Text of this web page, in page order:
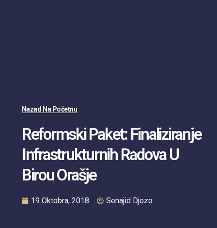
Nazad Na Početnu
Reformski Paket: Finaliziranje
Infrastrukturnih Radova U
Birou Orašje
19 Oktobra, 2018 Senajid Djozo